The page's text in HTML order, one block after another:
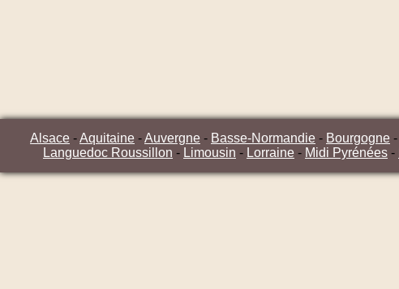
Alsace -Aquitaine -Auvergne - Basse-Normandie - Bourgogne -
Languedoc Roussillon - Limousin - Lorraine - Midi Pyrénées -